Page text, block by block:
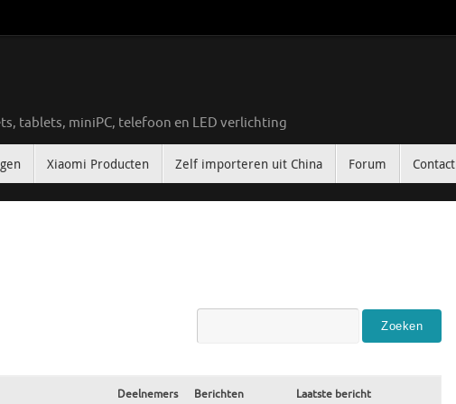
tablets, miniPC, telefoon en LED verlichting
Xiaomi Producten Zelf importeren uit China Forum Contact
Deelnemers Berichten Laatste bericht